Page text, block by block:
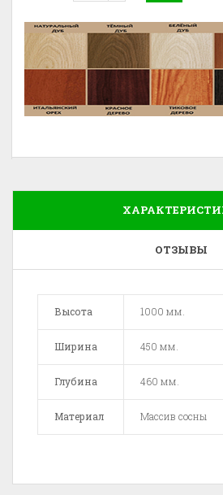
ОТЗЫВЫ
Высота 1000 мм.
Ширина 450 мм.
Глубина 460 мм.
Материал Массив сосны